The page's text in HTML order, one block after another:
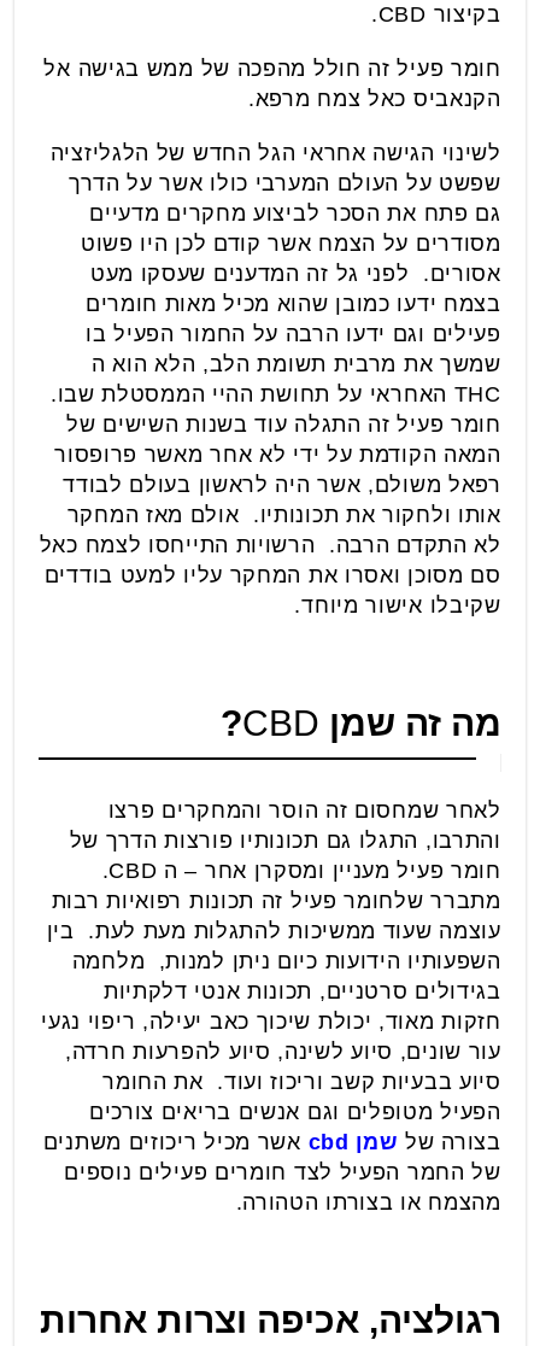
בקיצור CBD.
חומר פעיל זה חולל מהפכה של ממש בגישה אל
הקנאביס כאל צמח מרפא.
לשינוי הגישה אחראי הגל החדש של הלגליזציה
שפשט על העולם המערבי כולו אשר על הדרך
גם פתח את הסכר לביצוע מחקרים מדעיים
מסודרים על הצמח אשר קודם לכן היו פשוט
אסורים. לפני גל זה המדענים שעסקו מעט
בצמח ידעו כמובן שהוא מכיל מאות חומרים
פעילים וגם ידעו הרבה על החמור הפעיל בו
שמשך את מרבית תשומת הלב, הלא הוא ה
THC האחראי על תחושת ההיי הממסטלת שבו.
חומר פעיל זה התגלה עוד בשנות השישים של
המאה הקודמת על ידי לא אחר מאשר פרופסור
רפאל משולם, אשר היה לראשון בעולם לבודד
אותו ולחקור את תכונותיו. אולם מאז המחקר
לא התקדם הרבה. הרשויות התייחסו לצמח כאל
סם מסוכן ואסרו את המחקר עליו למעט בודדים
שקיבלו אישור מיוחד.
מה זה שמן CBD
?
לאחר שמחסום זה הוסר והמחקרים פרצו
והתרבו, התגלו גם תכונותיו פורצות הדרך של
חומר פעיל מעניין ומסקרן אחר – ה CBD.
מתברר שלחומר פעיל זה תכונות רפואיות רבות
עוצמה שעוד ממשיכות להתגלות מעת לעת. בין
השפעותיו הידועות כיום ניתן למנות, מלחמה
בגידולים סרטניים, תכונות אנטי דלקתיות
חזקות מאוד, יכולת שיכוך כאב יעילה, ריפוי נגעי
עור שונים, סיוע לשינה, סיוע להפרעות חרדה,
סיוע בבעיות קשב וריכוז ועוד. את החומר
הפעיל מטופלים וגם אנשים בריאים צורכים
בצורה של שמן cbd אשר מכיל ריכוזים משתנים
של החמר הפעיל לצד חומרים פעילים נוספים
מהצמח או בצורתו הטהורה.
רגולציה, אכיפה וצרות אחרות